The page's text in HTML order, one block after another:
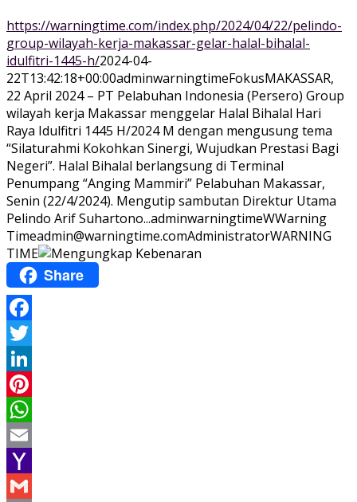
https://warningtime.com/index.php/2024/04/22/pelindo-
group-wilayah-kerja-makassar-gelar-halal-bihalal-
idulfitri-1445-h/2024-04-
22T13:42:18+00:00adminwarningtimeFokusMAKASSAR,
22 April 2024 – PT Pelabuhan Indonesia (Persero) Group
wilayah kerja Makassar menggelar Halal Bihalal Hari
Raya Idulfitri 1445 H/2024 M dengan mengusung tema
“Silaturahmi Kokohkan Sinergi, Wujudkan Prestasi Bagi
Negeri”. Halal Bihalal berlangsung di Terminal
Penumpang “Anging Mammiri” Pelabuhan Makassar,
Senin (22/4/2024). Mengutip sambutan Direktur Utama
Pelindo Arif Suhartono...adminwarningtimeWWarning
Timeadmin@warningtime.comAdministratorWARNING
TIME
Share
Facebook
Twitter
LinkedIn
Pinterest
WhatsApp
Email
Yahoo